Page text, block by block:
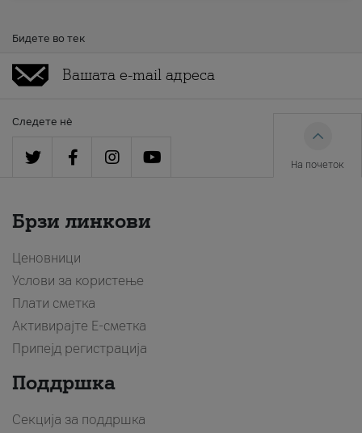
Бидете во тек
Следете нè
На почеток
Брзи линкови
Ценовници
Услови за користење
Плати сметка
Активирајте Е-сметка
Припејд регистрација
Поддршка
Секција за поддршка